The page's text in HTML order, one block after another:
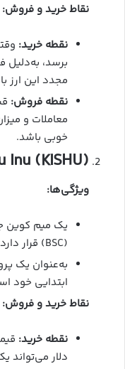
نقاط خرید و فروش:
نقطه خرید:
برسد،
مجدد این ارز
نقطه فروش:
معاملات و
خوبی باشد.
Inu (KISHU)
ویژگی‌ها:
یک میم کوین
(BSC) قرار دارد.
به‌عنوان یک
ابتدایی خود
نقاط خرید و فروش:
نقطه خرید:
دلار می‌تواند